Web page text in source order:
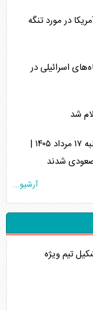
در مورد تنگه
اسرائیلی در
شد
آخرین قیمت دلار، یورو و سایر ارز‌ها امروز شنبه ۱۷ مرداد ۱۴۰۵ |
صعودی شدند
آرشیو...
تیم ویژه